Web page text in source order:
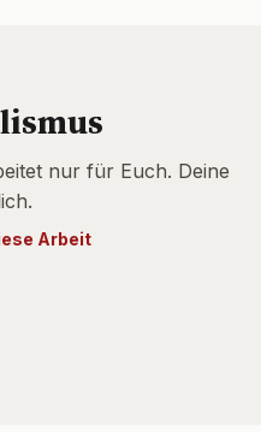
nur für Euch. Deine
Arbeit